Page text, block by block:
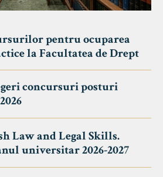
pentru ocuparea
la Facultatea de Drept
concursuri posturi
Law and Legal Skills.
universitar 2026-2027